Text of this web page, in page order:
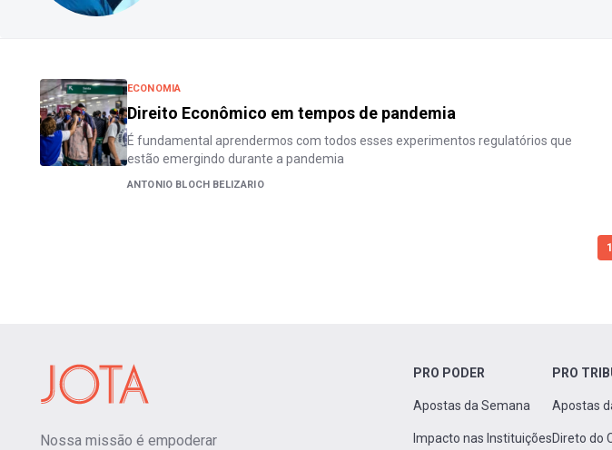
ECONOMIA
Direito Econômico em tempos de pandemia
É fundamental aprendermos com todos esses experimentos regulatórios que
estão emergindo durante a pandemia
ANTONIO BLOCH BELIZARIO
1
Nossa missão é empoderar
PRO PODER
Apostas da Semana
Impacto nas Instituições
PRO
Apostas
Direto do